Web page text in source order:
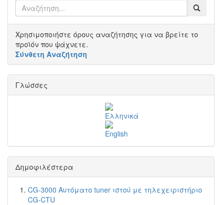
Χρησιμοποιήστε όρους αναζήτησης για να βρείτε το
προϊόν που ψάχνετε.
Σύνθετη Αναζήτηση
Γλώσσες
Δημοφιλέστερα
CG-3000 Αυτόματο tuner ιστού με τηλεχειριστήριο
CG-CTU